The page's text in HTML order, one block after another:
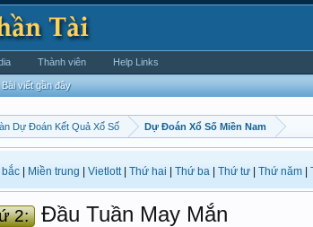
Dự Đoán Kết Quả Xổ Số Dự Đoán Xổ Số Miền Nam
bắc Miền trung Vietlott| Thứ hai Thứ ba Thứ tư Thứ năm
2: Đầu Tuần May Mắn
Bài viết gần đây
Thành viên Help Links